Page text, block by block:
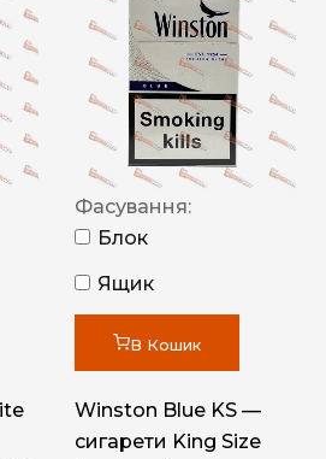
Фасування:
Блок
Ящик
В Кошик
Winston Blue KS —
сигарети King Size